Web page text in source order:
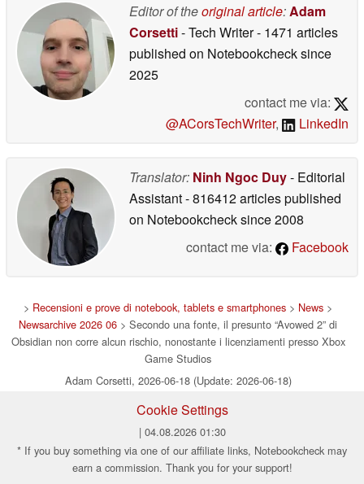
Editor of theoriginal article:Adam
Corsetti- Tech Writer- 1471 articles
published on Notebookchecksince
2025
contact me via:
@ACorsTechWriter, LinkedIn
Translator: Ninh Ngoc Duy- Editorial
Assistant- 816412 articles published
on Notebookchecksince 2008
contact me via:
Facebook
> Recensioni e prove di notebook, tablets e smartphones > News >
Newsarchive 2026 06 > Secondo una fonte, il presunto “Avowed 2” di
Obsidian non corre alcun rischio, nonostante i licenziamenti presso Xbox
Game Studios
Adam Corsetti, 2026-06-18 (Update: 2026-06-18)
Cookie Settings
| 04.08.2026 01:30
* If you buy something via one of our affiliate links, Notebookcheck may
earn a commission. Thank you for your support!